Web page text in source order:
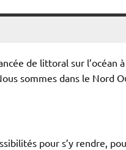
de littoral sur l’océan
sommes dans le Nord
pour s’y rendre,